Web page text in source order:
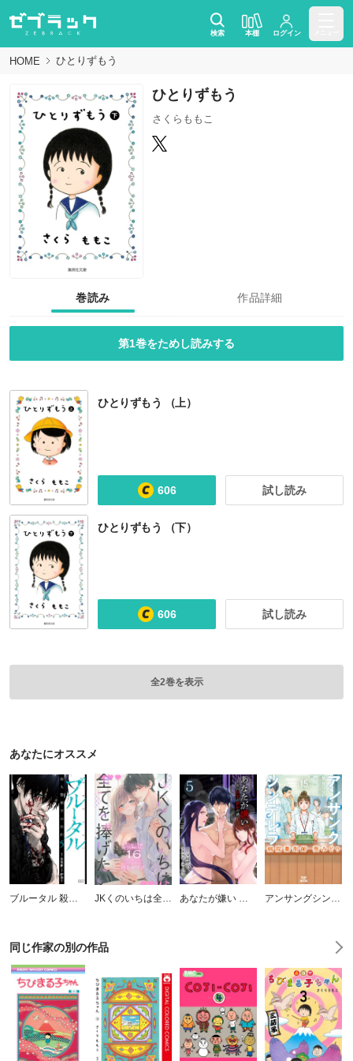
検索 本棚 ログイン
HOME ひとりずもう
ひとりずもう
さくらももこ
巻読み 作品詳細
第1巻をためし読みする
ひとりずもう （上）
606 試し読み
ひとりずもう （下）
606 試し読み
全2巻を表示
あなたにオススメ
ブルータル 殺人警察官の告白 JKくのいちは全てを捧げたい あなたが嫌い ～女の欲望と嫉妬の渦～ アンサングシンデレラ 病院薬剤師 葵みどり
同じ作家の別の作品